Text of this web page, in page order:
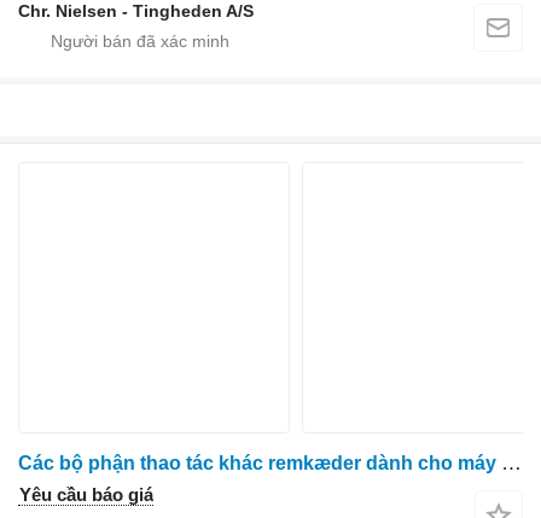
Chr. Nielsen - Tingheden A/S
Các bộ phận thao tác khác remkæder dành cho máy thu hoạch cà rốt ASA Asa Lift
Yêu cầu báo giá